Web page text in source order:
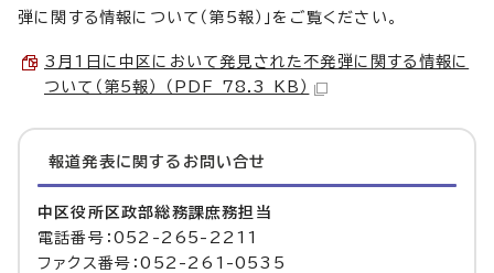
弾に関する情報について（第5報）」をご覧ください。
3月1日に中区において発見された不発弾に関する情報に
ついて（第5報） （PDF 78.3 KB）
報道発表に関するお問い合せ
中区役所区政部総務課庶務担当
電話番号：052-265-2211
ファクス番号：052-261-0535